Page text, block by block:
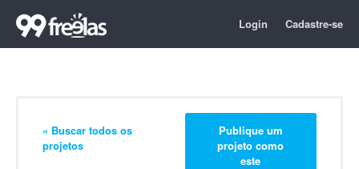
Login Cadastre-se
« Buscar todos os
projetos
Publique um
projeto como
este